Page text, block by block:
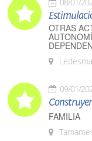
OTRAS
Ledesma
09/01/
FAMILIA